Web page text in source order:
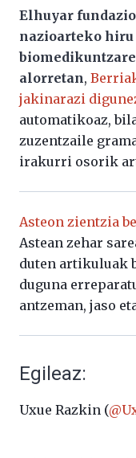
Elhuyar
nazioarteko hiru
alorretan,
jakinarazi
automatikoaz,
zuzentzaile
irakurri osorik
Asteon zientzia
Astean zehar
duten artikuluak
duguna
antzeman, jaso
Egileaz:
Uxue Razkin (